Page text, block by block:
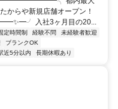
からや新規店舗オープン！
入社3ヶ月目の20...
定時間制 経験不問
未経験者歓迎
ブランクOK
近5分以内 長期休暇あり